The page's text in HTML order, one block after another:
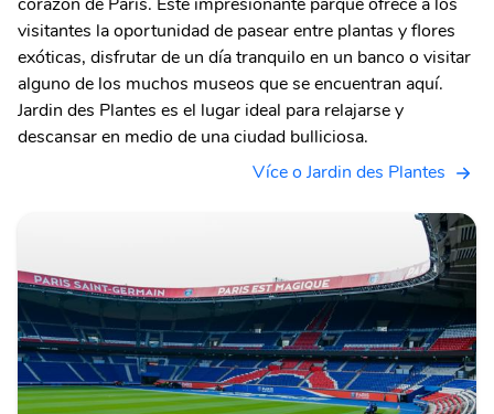
visitantes la oportunidad de pasear entre plantas y flores
exóticas, disfrutar de un día tranquilo en un banco o visitar
alguno de los muchos museos que se encuentran aquí.
Jardin des Plantes es el lugar ideal para relajarse y
descansar en medio de una ciudad bulliciosa.
Více o Jardin des Plantes